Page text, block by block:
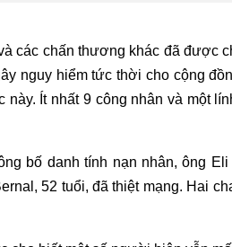
các chấn thương khác đã được
nguy hiểm tức thời cho cộng
này. Ít nhất 9 công nhân và một
bố danh tính nạn nhân, ông Eli
52 tuổi, đã thiệt mạng. Hai